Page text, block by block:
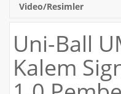
Video/Resimler
Uni-Ball
Kalem